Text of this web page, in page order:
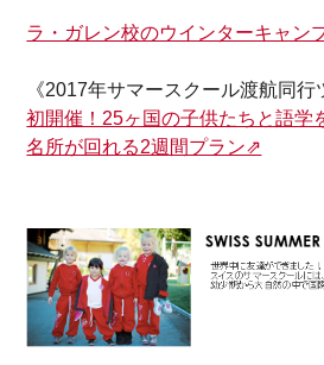
ラ・ガレン校のウインターキャン
《2017年サマースクール渡航同行
初開催！25ヶ国の子供たちと語学
名所が回れる2週間プラン⇗